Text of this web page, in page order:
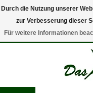
0
Durch die Nutzung unserer
zur Verbesserung dieser
Für weitere Informationen